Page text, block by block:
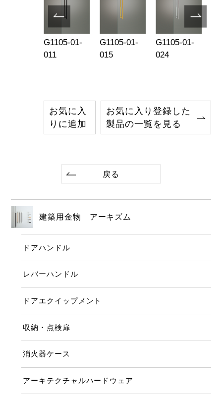
G1105-01-
011
G1105-01-
015
G1105-01-
024
お気に入
りに追加
お気に入り登録した
製品の一覧を見る
戻る
建築用金物 アーキズム
ドアハンドル
レバーハンドル
ドアエクイップメント
収納・点検扉
消火器ケース
アーキテクチャルハードウェア